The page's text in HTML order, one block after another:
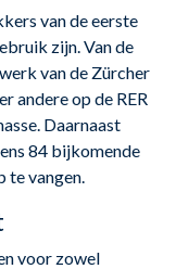
van de eerste
zijn. Van de
van de Zürcher
andere op de RER
Daarnaast
84 bijkomende
te vangen.
voor zowel